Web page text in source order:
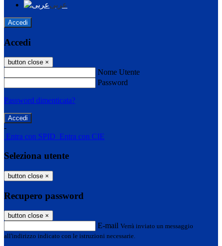
عربى
Accedi
Accedi
button close ×
Nome Utente
Password
Password dimenticata?
-
Entra con SPID Entra con CIE
Seleziona utente
button close ×
Recupero password
button close ×
E-mail Verrà inviato un messaggio
all'indirizzo indicato con le istruzioni necessarie.